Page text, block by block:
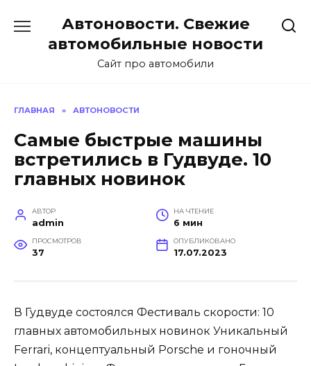
содержанию
Автоновости. Свежие
автомобильные новости
Сайт про автомобили
ГЛАВНАЯ » АВТОНОВОСТИ
Самые быстрые машины
встретились в Гудвуде. 10
главных новинок
АВТОР
admin
НА ЧТЕНИЕ
6 мин
ПРОСМОТРОВ
37
ОПУБЛИКОВАНО
17.07.2023
В Гудвуде состоялся Фестиваль скорости: 10
главных автомобильных новинок Уникальный
Ferrari, концептуальный Porsche и гоночный